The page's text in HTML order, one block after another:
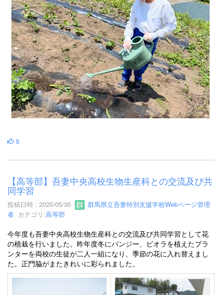
5
【高等部】吾妻中央高校生物生産科との交流及び共
同学習
投稿日時 : 2025/05/30
群馬県立吾妻特別支援学校Webページ管理
者 カテゴリ:高等部
今年度も吾妻中央高校生物生産科との交流及び共同学習として花
の植栽を行いました。昨年度冬にパンジー、ビオラを植えたプラ
ンターを両校の生徒が二人一組になり、季節の花に入れ替えまし
た。正門脇がまたきれいに彩られました。